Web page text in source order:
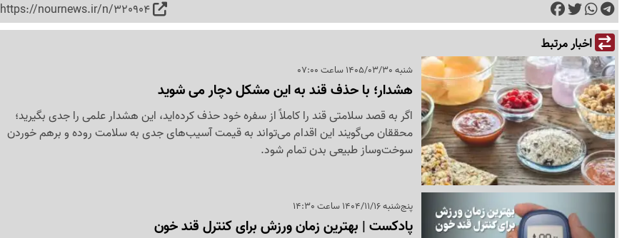
https://nournews.ir/n/320904
اخبار مرتبط
شنبه 1405/03/30 ساعت 07:00
هشدار؛ با حذف قند به این مشکل دچار می شوید
اگر به قصد سلامتی قند را کاملاً از سفره خود حذف کرده‌اید، این هشدار علمی را جدی بگیرید؛
محققان می‌گویند این اقدام می‌تواند به قیمت آسیب‌های جدی به سلامت روده و برهم خوردن
سوخت‌وساز طبیعی بدن تمام شود.
پنج‌شنبه 1404/11/16 ساعت 14:30
پادکست | بهترین زمان ورزش برای کنترل قند خون